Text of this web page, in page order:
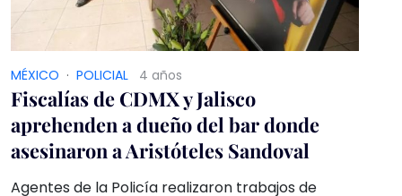
MÉXICO · POLICIAL 4 años
Fiscalías de CDMX y Jalisco
aprehenden a dueño del bar donde
asesinaron a Aristóteles Sandoval
Agentes de la Policía realizaron trabajos de